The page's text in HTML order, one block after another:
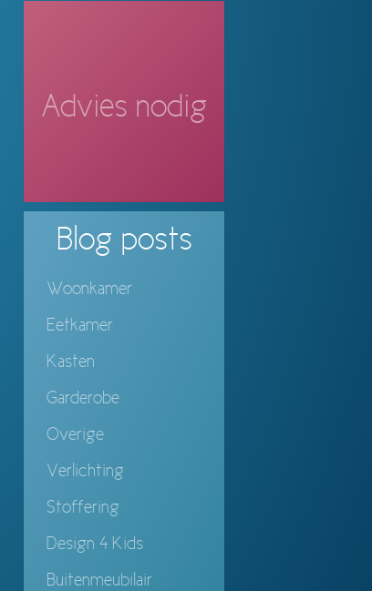
Advies nodig
Blog posts
Woonkamer
Eetkamer
Kasten
Garderobe
Overige
Verlichting
Stoffering
Design 4 Kids
Buitenmeubilair